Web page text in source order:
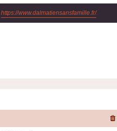
https://www.dalmatiensansfamille.fr/.